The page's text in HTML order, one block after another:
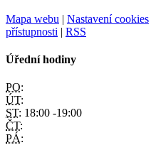
Mapa webu | Nastavení cookies
přístupnosti | RSS
Úřední hodiny
PO:
ÚT:
ST: 18:00 -19:00
ČT:
PÁ: